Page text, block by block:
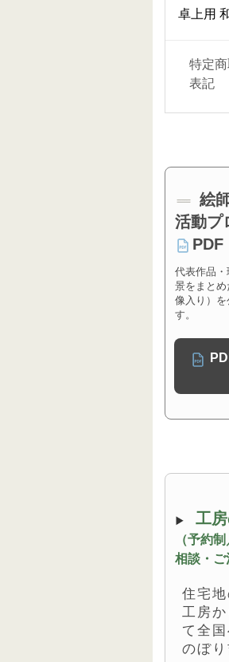
卓上用
特定商
表記
絵
活動プ
PDF
代表作品
景をまと
像入り）を
す。
工
（予約
相談・ご
住宅
工房
て全
のぼり